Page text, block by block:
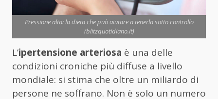
Pressione alta: la dieta che può aiutare a tenerla sotto controllo
(blitzquotidiano.it)
L’ipertensione arteriosa è una delle
condizioni croniche più diffuse a livello
mondiale: si stima che oltre un miliardo di
persone ne soffrano. Non è solo un numero